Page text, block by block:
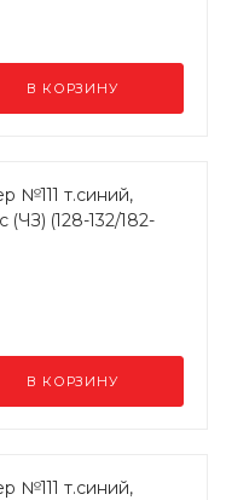
В КОРЗИНУ
№111 т.синий,
(128-132/182-
В КОРЗИНУ
№111 т.синий,